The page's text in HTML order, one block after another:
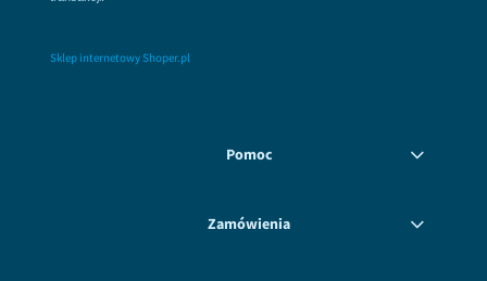
Sklep internetowy Shoper.pl
Pomoc
Zamówienia